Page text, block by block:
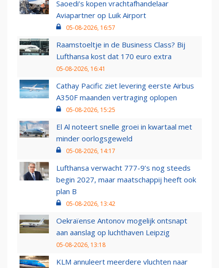
Saoedi’s kopen vrachtafhandelaar
Aviapartner op Luik Airport
05-08-2026, 16:57
Raamstoeltje in de Business Class? Bij
Lufthansa kost dat 170 euro extra
05-08-2026, 16:41
Cathay Pacific ziet levering eerste Airbus
A350F maanden vertraging oplopen
05-08-2026, 15:25
El Al noteert snelle groei in kwartaal met
minder oorlogsgeweld
05-08-2026, 14:17
Lufthansa verwacht 777-9’s nog steeds
begin 2027, maar maatschappij heeft ook
plan B
05-08-2026, 13:42
Oekraïense Antonov mogelijk ontsnapt
aan aanslag op luchthaven Leipzig
05-08-2026, 13:18
KLM annuleert meerdere vluchten naar